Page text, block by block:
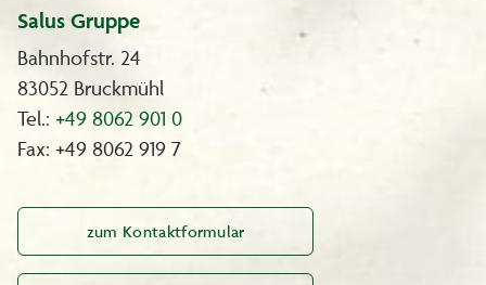
Salus Gruppe
Bahnhofstr. 24
83052 Bruckmühl
Tel.: +49 8062 901 0
Fax: +49 8062 919 7
zum Kontaktformular